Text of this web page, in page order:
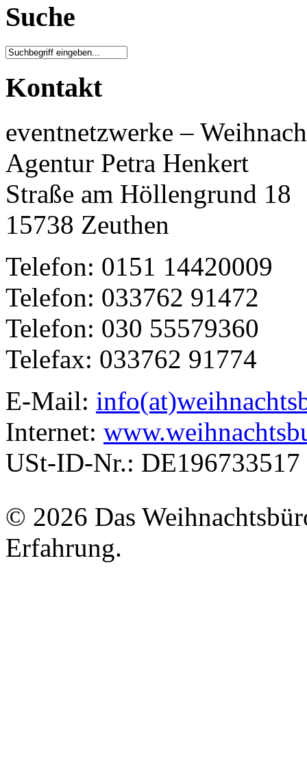
Suche
Kontakt
eventnetzwerke –
Agentur Petra Henkert
Straße am Höllengrund 18
15738 Zeuthen
Telefon: 0151 14420009
Telefon: 033762 91472
Telefon: 030 55579360
Telefax: 033762 91774
E-Mail:
Internet:
USt-ID-Nr.: DE196733517
© 2026 Das
Erfahrung.